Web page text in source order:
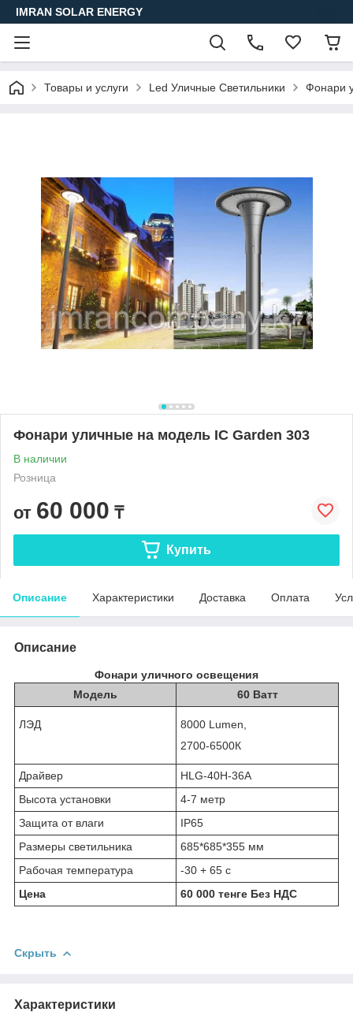
IMRAN SOLAR ENERGY
Товары и услуги Led Уличные Светильники Фонари
Фонари уличные на модель IC Garden 303
В наличии
Розница
от 60 000 ₸
Купить
Описание Характеристики Доставка Оплата
Описание
Фонари уличного освещения
Модель
60 Ватт
ЛЭД
8000 Lumen,
2700-6500К
Драйвер
HLG-40H-36A
Высота установки
4-7 метр
Защита от влаги
IP65
Размеры светильника
685*685*355 мм
Рабочая температура
-30 + 65 с
Цена
60 000 тенге Без НДС
Скрыть
Характеристики